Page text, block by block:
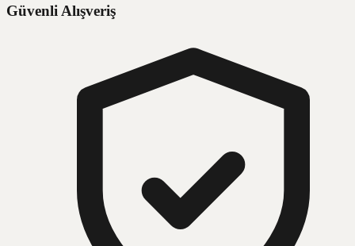
Güvenli Alışveriş